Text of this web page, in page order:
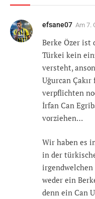
efsane07 Am 7.
Berke Özer ist
Türkei kein
versteht,
Uğurcan
verpflichten
İrfan Can
vorziehen…
Wir haben es
in der
weder ein
denn ein Can